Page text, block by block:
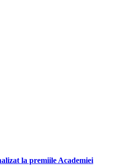
la premiile Academiei